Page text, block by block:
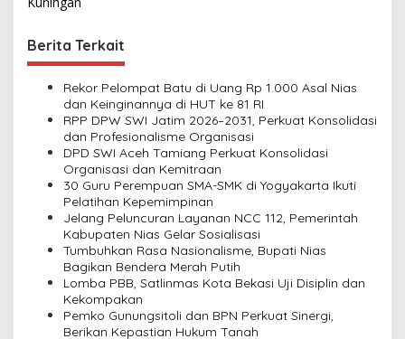
n
a
Berita Terkait
Rekor Pelompat Batu di Uang Rp 1.000 Asal Nias
dan Keinginannya di HUT ke 81 RI
RPP DPW SWI Jatim 2026–2031, Perkuat Konsolidasi
dan Profesionalisme Organisasi
DPD SWI Aceh Tamiang Perkuat Konsolidasi
Organisasi dan Kemitraan
30 Guru Perempuan SMA-SMK di Yogyakarta Ikuti
Pelatihan Kepemimpinan
Jelang Peluncuran Layanan NCC 112, Pemerintah
Kabupaten Nias Gelar Sosialisasi
Tumbuhkan Rasa Nasionalisme, Bupati Nias
Bagikan Bendera Merah Putih
Lomba PBB, Satlinmas Kota Bekasi Uji Disiplin dan
Kekompakan
Pemko Gunungsitoli dan BPN Perkuat Sinergi,
Berikan Kepastian Hukum Tanah